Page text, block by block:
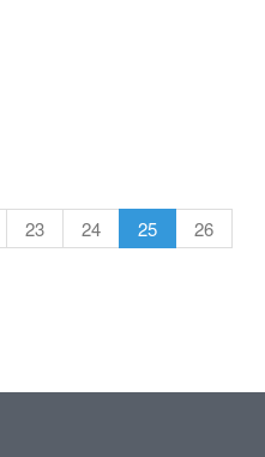
23 24 25 26